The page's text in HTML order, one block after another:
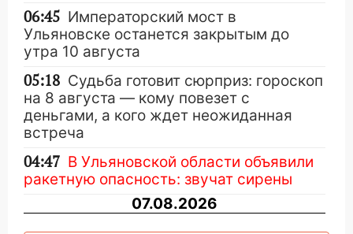
06:45 Императорский мост в
Ульяновске останется закрытым до
утра 10 августа
05:18 Судьба готовит сюрприз: гороскоп
на 8 августа — кому повезет с
деньгами, а кого ждет неожиданная
встреча
04:47 В Ульяновской области объявили
ракетную опасность: звучат сирены
07.08.2026
20:40 Ульяновские аграрии смогут